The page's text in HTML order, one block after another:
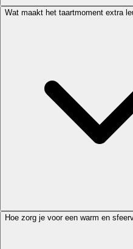
Wat maakt het taartmoment extra
Hoe zorg je voor een warm en